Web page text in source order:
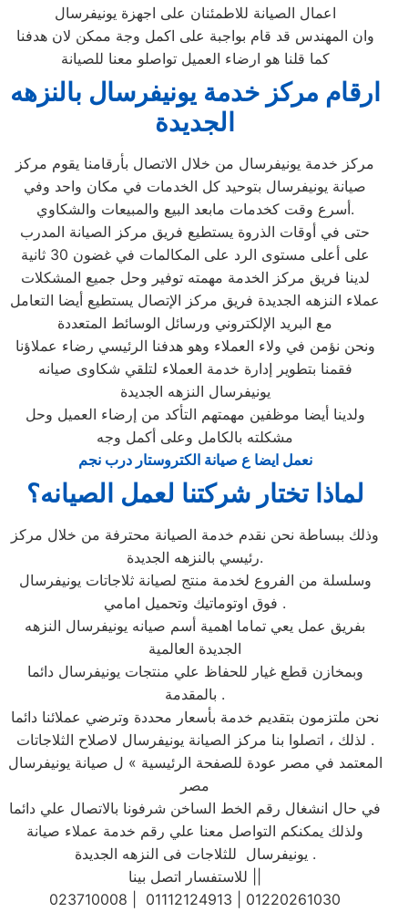
اعمال الصيانة للاطمئنان على اجهزة يونيفرسال
وان المهندس قد قام بواجبة على اكمل وجة ممكن لان هدفنا
كما قلنا هو ارضاء العميل تواصلو معنا للصيانة
ارقام مركز خدمة يونيفرسال بالنزهه
الجديدة
مركز خدمة يونيفرسال من خلال الاتصال بأرقامنا يقوم مركز
صيانة يونيفرسال بتوحيد كل الخدمات في مكان واحد وفي
أسرع وقت كخدمات مابعد البيع والمبيعات والشكاوي.
حتى في أوقات الذروة يستطيع فريق مركز الصيانة المدرب
على أعلى مستوى الرد على المكالمات في غضون 30 ثانية
لدينا فريق مركز الخدمة مهمته توفير وحل جميع المشكلات
عملاء النزهه الجديدة فريق مركز الإتصال يستطيع أيضا التعامل
مع البريد الإلكتروني ورسائل الوسائط المتعددة
ونحن نؤمن في ولاء العملاء وهو هدفنا الرئيسي رضاء عملاؤنا
فقمنا بتطوير إدارة خدمة العملاء لتلقي شكاوى صيانه
يونيفرسال النزهه الجديدة
ولدينا أيضا موظفين مهمتهم التأكد من إرضاء العميل وحل
مشكلته بالكامل وعلى أكمل وجه
نعمل ايضا ع صيانة الكتروستار درب نجم
لماذا تختار شركتنا لعمل الصيانه؟
وذلك ببساطة نحن نقدم خدمة الصيانة محترفة من خلال مركز
رئيسي بالنزهه الجديدة.
وسلسلة من الفروع لخدمة منتج لصيانة ثلاجاتات يونيفرسال
فوق اوتوماتيك وتحميل امامي .
بفريق عمل يعي تماما اهمية أسم صيانه يونيفرسال النزهه
الجديدة العالمية
وبمخازن قطع غيار للحفاظ علي منتجات يونيفرسال دائما
بالمقدمة .
نحن ملتزمون بتقديم خدمة بأسعار محددة وترضي عملائنا دائما
. لذلك ، اتصلوا بنا مركز الصيانة يونيفرسال لاصلاح الثلاجاتات
المعتمد في مصر عودة للصفحة الرئيسية » ل صيانة يونيفرسال
مصر
في حال انشغال رقم الخط الساخن شرفونا بالاتصال علي دائما
ولذلك يمكنكم التواصل معنا علي رقم خدمة عملاء صيانة
يونيفرسال للثلاجات فى النزهه الجديدة .
023710008 | 01112124913 | 01220261030